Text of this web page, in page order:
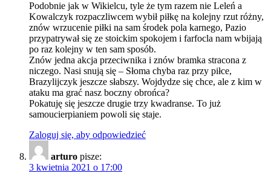
Podobnie jak w Wikielcu, tyle że tym razem nie Leleń a
Kowalczyk rozpaczliwcem wybił piłkę na kolejny rzut różny,
znów wrzucenie piłki na sam środek pola karnego, Pazio
przypatrywał się ze stoickim spokojem i farfocla nam wbijają
po raz kolejny w ten sam sposób.
Znów jedna akcja przeciwnika i znów bramka stracona z
niczego. Nasi snują się – Słoma chyba raz przy piłce,
Brazylijczyk jeszcze słabszy. Wojdydze się chce, ale z kim w
ataku ma grać nasz boczny obrońca?
Pokatuję się jeszcze drugie trzy kwadranse. To już
samoucierpianiem powoli się staje.
Zaloguj się, aby odpowiedzieć
arturo pisze:
3 kwietnia 2021 o 17:00